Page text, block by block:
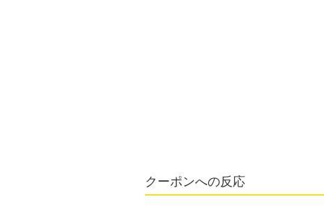
クーポンへの反応